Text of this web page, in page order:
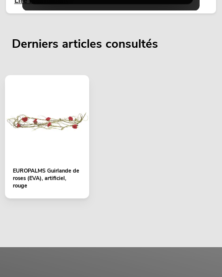
Derniers articles consultés
EUROPALMS Guirlande de
roses (EVA), artificiel,
rouge